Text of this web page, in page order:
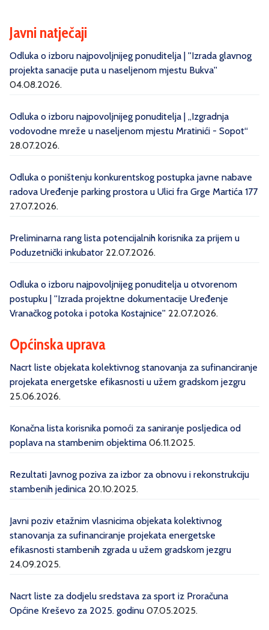
Javni natječaji
Odluka o izboru najpovoljnijeg ponuditelja | ''Izrada glavnog
projekta sanacije puta u naseljenom mjestu Bukva''
04.08.2026.
Odluka o izboru najpovoljnijeg ponuditelja | „Izgradnja
vodovodne mreže u naseljenom mjestu Mratinići - Sopot“
28.07.2026.
Odluka o poništenju konkurentskog postupka javne nabave
radova Uređenje parking prostora u Ulici fra Grge Martića 177
27.07.2026.
Preliminarna rang lista potencijalnih korisnika za prijem u
Poduzetnički inkubator 22.07.2026.
Odluka o izboru najpovoljnijeg ponuditelja u otvorenom
postupku | ''Izrada projektne dokumentacije Uređenje
Vranačkog potoka i potoka Kostajnice'' 22.07.2026.
Općinska uprava
Nacrt liste objekata kolektivnog stanovanja za sufinanciranje
projekata energetske efikasnosti u užem gradskom jezgru
25.06.2026.
Konačna lista korisnika pomoći za saniranje posljedica od
poplava na stambenim objektima 06.11.2025.
Rezultati Javnog poziva za izbor za obnovu i rekonstrukciju
stambenih jedinica 20.10.2025.
Javni poziv etažnim vlasnicima objekata kolektivnog
stanovanja za sufinanciranje projekata energetske
efikasnosti stambenih zgrada u užem gradskom jezgru
24.09.2025.
Nacrt liste za dodjelu sredstava za sport iz Proračuna
Općine Kreševo za 2025. godinu 07.05.2025.